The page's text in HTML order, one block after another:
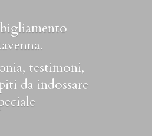
testimoni,
da indossare